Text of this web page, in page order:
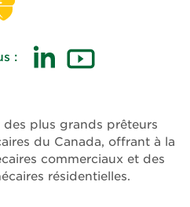
:
nouvelle
fenêtre)
nouvelle
fenêtre)
des plus grands prêteurs
du Canada, offrant à la
commerciaux et des
résidentielles.